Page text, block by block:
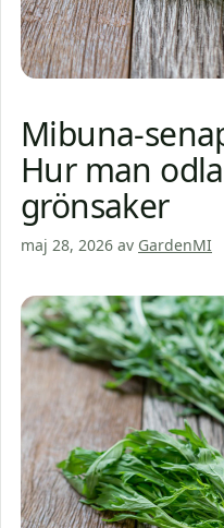
Mibuna-
Hur man
grönsaker
maj 28, 2026 av GardenMI